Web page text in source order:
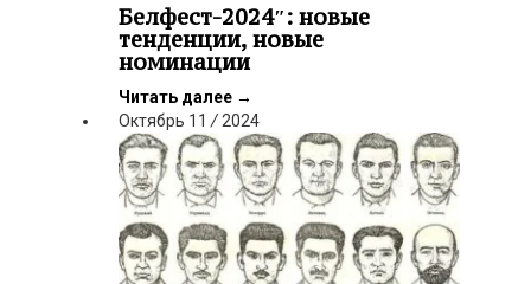
Белфест-2024″: новые
тенденции, новые
номинации
Читать далее →
Октябрь 11 / 2024